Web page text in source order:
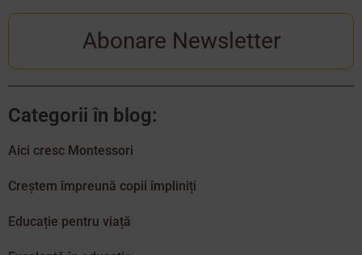
Abonare Newsletter
Categorii în blog:
Aici cresc Montessori
Creștem împreună copii împliniți
Educație pentru viață